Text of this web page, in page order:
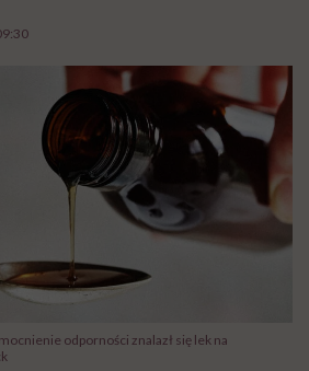
odporności znalazł się lek na